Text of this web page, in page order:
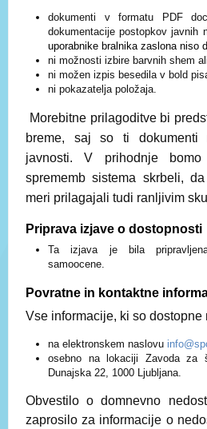
dokumenti v formatu PDF
dokumentacije postopkov javnih
uporabnike bralnika zaslona niso
ni možnosti izbire barvnih shem
ni možen izpis besedila v bold
ni pokazatelja položaja.
Morebitne prilagoditve bi
breme, saj so ti dokumenti
javnosti. V prihodnje
sprememb sistema skrbeli,
meri prilagajali tudi ranljivim
Priprava izjave o dostopnosti
Ta izjava je bila
samoocene.
Povratne in kontaktne
Vse informacije, ki so dostopne
na elektronskem naslovu
osebno na lokaciji Zavoda za
Dunajska 22, 1000 Ljubljana.
Obvestilo o domnevno
zaprosilo za informacije o